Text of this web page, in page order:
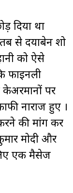
दिया था
तब से दयाबेन शो
को ऐसे
फाइनली
केअरमानों पर
नाराज हुए ।
की मांग कर
मोदी और
एक मैसेज